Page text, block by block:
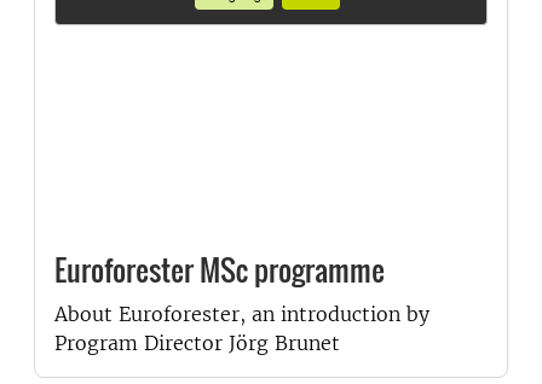
Euroforester MSc programme
About Euroforester, an introduction by
Program Director Jörg Brunet